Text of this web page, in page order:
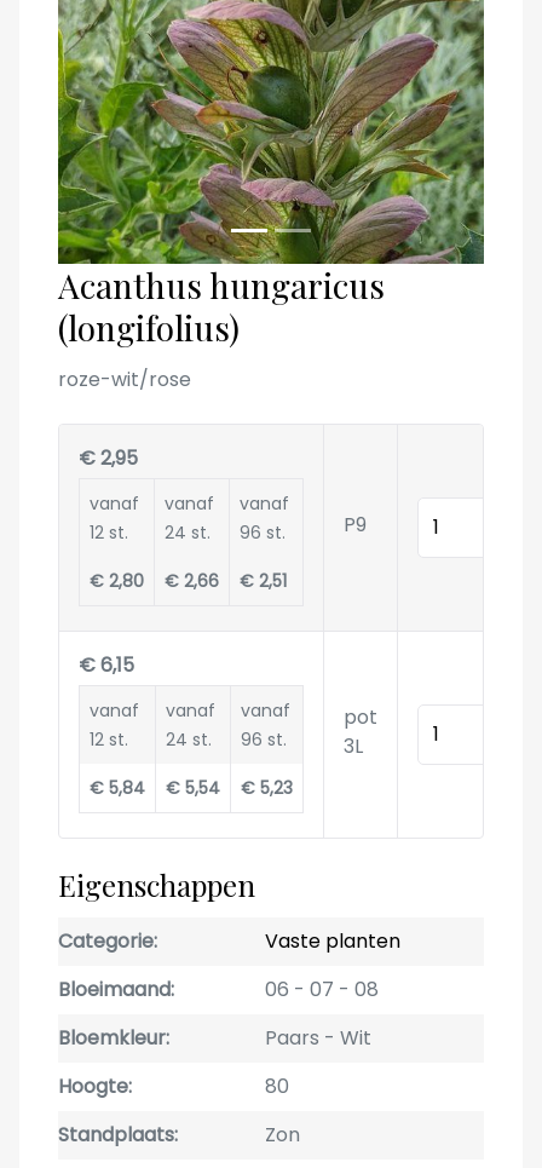
Acanthus hungaricus
(longifolius)
roze-wit/rose
€ 2,95
vanaf
12 st.
€ 2,80
vanaf
24 st.
€ 2,66
vanaf
96 st.
€ 2,51
P9
€ 6,15
vanaf
12 st.
€ 5,84
vanaf
24 st.
€ 5,54
vanaf
96 st.
€ 5,23
pot
3L
Eigenschappen
Categorie
Vaste planten
Bloeimaand
06 07
08
Bloemkleur
Paars
Wit
Hoogte
80
Standplaats
Zon